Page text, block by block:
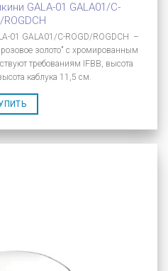
GALA-01 GALA01/C-
ROGDCH
01 GALA01/C-ROGD/ROGDCH –
золото" с хромированным
требованиям IFBB, высота
каблука 11,5 см.